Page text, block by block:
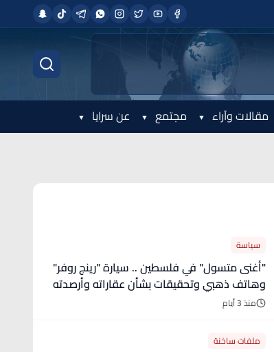
مقالات وآراء مجتمع عن سرايا
سياسة
"أغنى متسول" في فلسطين .. سيارة "رينج روفر"
وهاتف ذهبي وتحقيقات بشأن عقاراته وأرصدته
منذ 3 أيام
ملفات ساخنة